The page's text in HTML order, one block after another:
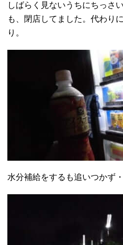
しばらく見ないうちにちっさ
も、閉店してました。代わり
り。
水分補給をするも追いつかず・